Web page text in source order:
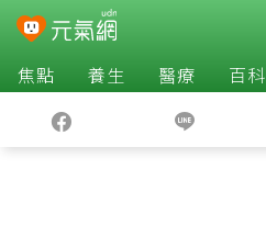
焦點 養生 醫療 百科